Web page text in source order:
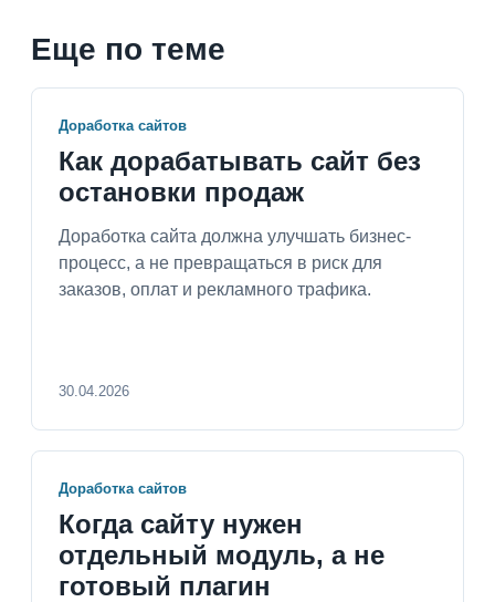
Еще по теме
Доработка сайтов
Как дорабатывать сайт без
остановки продаж
Доработка сайта должна улучшать бизнес-
процесс, а не превращаться в риск для
заказов, оплат и рекламного трафика.
30.04.2026
Доработка сайтов
Когда сайту нужен
отдельный модуль, а не
готовый плагин